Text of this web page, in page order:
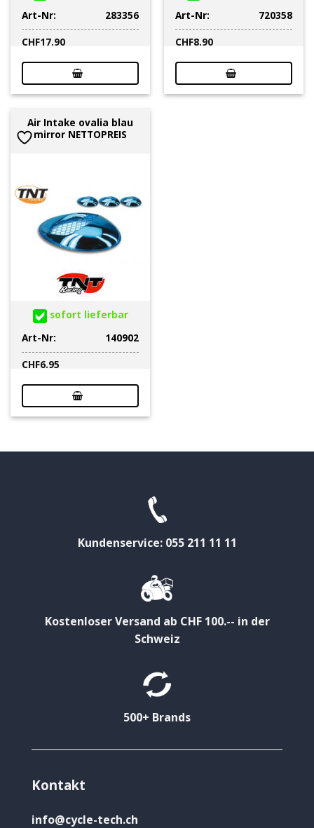
Art-Nr:
283356
CHF17.90
Art-Nr:
720358
CHF8.90
Air Intake ovalia blau
mirror NETTOPREIS
sofort lieferbar
Art-Nr:
140902
CHF6.95
Kundenservice: 055 211 11 11
Kostenloser Versand ab CHF 100.-- in der
Schweiz
500+ Brands
Kontakt
info@cycle-tech.ch